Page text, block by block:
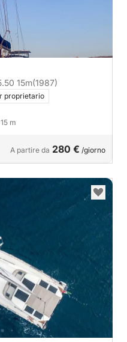
15m(1987)
proprietario
15 m
A partire da 280 € /giorno